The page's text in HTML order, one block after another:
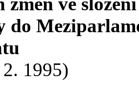
do
1995)